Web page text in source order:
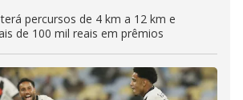
percursos de 4 km a 12 km e
de 100 mil reais em prêmios